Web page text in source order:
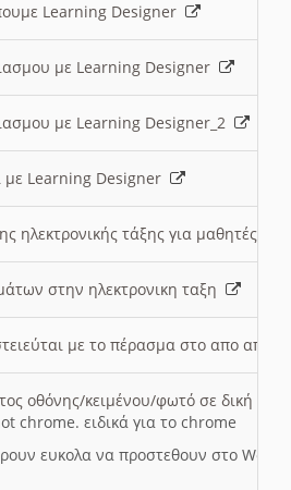
Learning Designer
με Learning Designer
με Learning Designer_2
με Learning Designer
ηλεκτρονικής τάξης για μαθητές
στην ηλεκτρονικη ταξη
με το πέρασμα στο απο
οθόνης/κειμένου/φωτό σε δική
chrome. ειδικά για το chrome
ευκολα να προστεθουν στο Word